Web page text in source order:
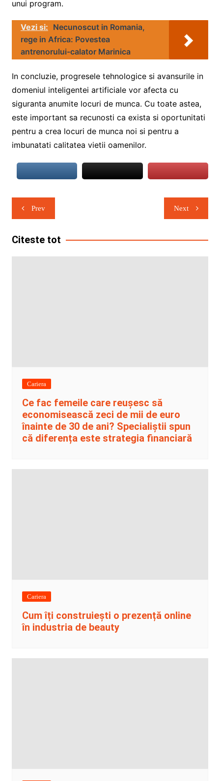
unui program.
Vezi si: Necunoscut in Romania,
rege in Africa: Povestea
antrenorului-calator Marinica
In concluzie, progresele tehnologice si avansurile in
domeniul inteligentei artificiale vor afecta cu
siguranta anumite locuri de munca. Cu toate astea,
este important sa recunosti ca exista si oportunitati
pentru a crea locuri de munca noi si pentru a
imbunatati calitatea vietii oamenilor.
Navigare
în
articole
Prev Next
Citeste tot
Cariera
Ce fac femeile care reușesc să
economisească zeci de mii de euro
înainte de 30 de ani? Specialiștii spun
că diferența este strategia financiară
Cariera
Cum îți construiești o prezență online
în industria de beauty